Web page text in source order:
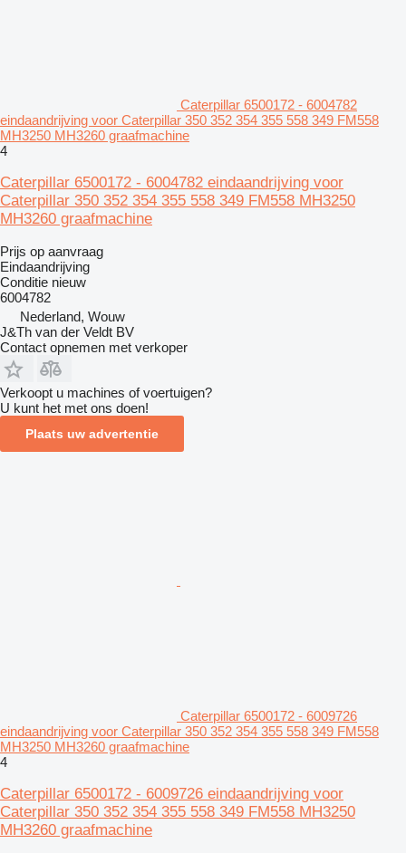
Caterpillar 6500172 - 6004782
eindaandrijving voor Caterpillar 350 352 354 355 558 349 FM558
MH3250 MH3260 graafmachine
4
Caterpillar 6500172 - 6004782 eindaandrijving voor
Caterpillar 350 352 354 355 558 349 FM558 MH3250
MH3260 graafmachine
Prijs op aanvraag
Eindaandrijving
Conditie nieuw
6004782
Nederland, Wouw
J&Th van der Veldt BV
Contact opnemen met verkoper
Verkoopt u machines of voertuigen?
U kunt het met ons doen!
Plaats uw advertentie
Caterpillar 6500172 - 6009726
eindaandrijving voor Caterpillar 350 352 354 355 558 349 FM558
MH3250 MH3260 graafmachine
4
Caterpillar 6500172 - 6009726 eindaandrijving voor
Caterpillar 350 352 354 355 558 349 FM558 MH3250
MH3260 graafmachine